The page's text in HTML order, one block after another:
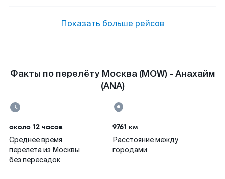
Показать больше рейсов
Факты по перелёту Москва (MOW) - Анахайм
(ANA)
около 12 часов
Среднее время
перелета из Москвы
без пересадок
9761 км
Расстояние между
городами